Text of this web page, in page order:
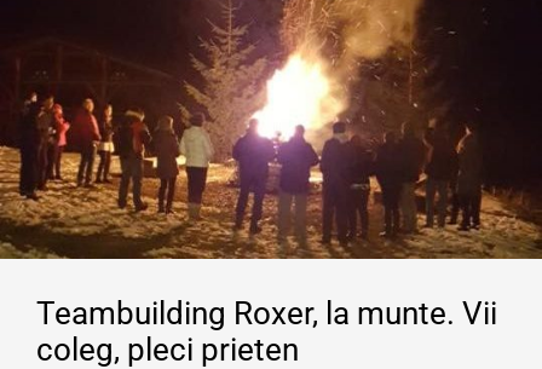
Teambuilding Roxer, la munte. Vii
coleg, pleci prieten